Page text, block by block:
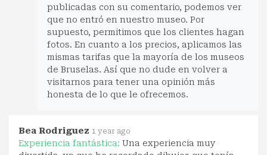
publicadas con su comentario, podemos ver
que no entró en nuestro museo. Por
supuesto, permitimos que los clientes hagan
fotos. En cuanto a los precios, aplicamos las
mismas tarifas que la mayoría de los museos
de Bruselas. Así que no dude en volver a
visitarnos para tener una opinión más
honesta de lo que le ofrecemos.
Bea Rodriguez 1 year ago
Experiencia fantástica: Una experiencia muy